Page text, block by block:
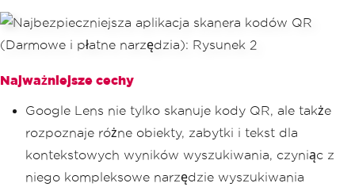
Najważniejsze cechy
Google Lens nie tylko skanuje kody QR, ale także
rozpoznaje różne obiekty, zabytki i tekst dla
kontekstowych wyników wyszukiwania, czyniąc z
niego kompleksowe narzędzie wyszukiwania